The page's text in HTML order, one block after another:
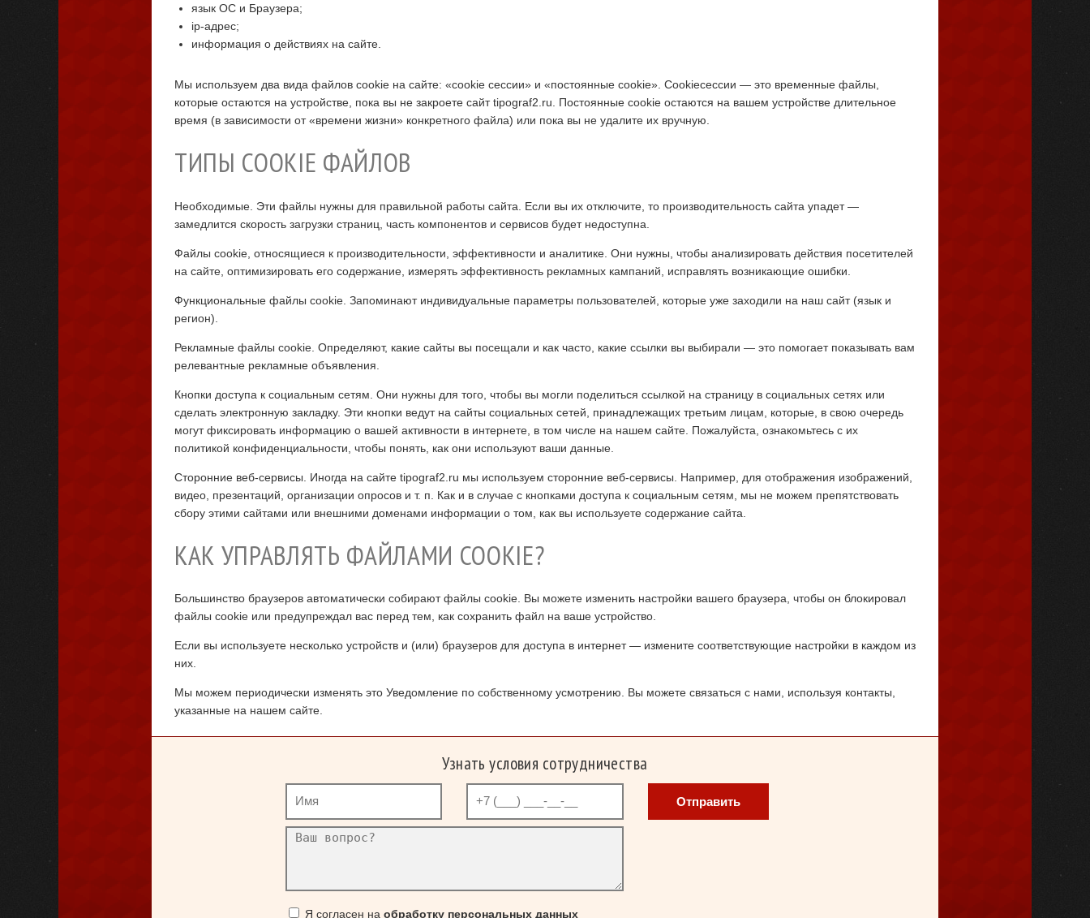
язык ОС и Браузера;
ip-адрес;
информация о действиях на сайте.
Мы используем два вида файлов cookie на сайте: «cookie сессии» и «постоянные cookie». Cookieсессии — это временные файлы,
которые остаются на устройстве, пока вы не закроете сайт tipograf2.ru. Постоянные cookie остаются на вашем устройстве длительное
время (в зависимости от «времени жизни» конкретного файла) или пока вы не удалите их вручную.
ТИПЫ COOKIE ФАЙЛОВ
Необходимые. Эти файлы нужны для правильной работы сайта. Если вы их отключите, то производительность сайта упадет —
замедлится скорость загрузки страниц, часть компонентов и сервисов будет недоступна.
Файлы cookie, относящиеся к производительности, эффективности и аналитике. Они нужны, чтобы анализировать действия посетителей
на сайте, оптимизировать его содержание, измерять эффективность рекламных кампаний, исправлять возникающие ошибки.
Функциональные файлы cookie. Запоминают индивидуальные параметры пользователей, которые уже заходили на наш сайт (язык и
регион).
Рекламные файлы cookie. Определяют, какие сайты вы посещали и как часто, какие ссылки вы выбирали — это помогает показывать вам
релевантные рекламные объявления.
Кнопки доступа к социальным сетям. Они нужны для того, чтобы вы могли поделиться ссылкой на страницу в социальных сетях или
сделать электронную закладку. Эти кнопки ведут на сайты социальных сетей, принадлежащих третьим лицам, которые, в свою очередь
могут фиксировать информацию о вашей активности в интернете, в том числе на нашем сайте. Пожалуйста, ознакомьтесь с их
политикой конфиденциальности, чтобы понять, как они используют ваши данные.
Сторонние веб-сервисы. Иногда на сайте tipograf2.ru мы используем сторонние веб-сервисы. Например, для отображения изображений,
видео, презентаций, организации опросов и т. п. Как и в случае с кнопками доступа к социальным сетям, мы не можем препятствовать
сбору этими сайтами или внешними доменами информации о том, как вы используете содержание сайта.
КАК УПРАВЛЯТЬ ФАЙЛАМИ COOKIE?
Большинство браузеров автоматически собирают файлы cookie. Вы можете изменить настройки вашего браузера, чтобы он блокировал
файлы cookie или предупреждал вас перед тем, как сохранить файл на ваше устройство.
Если вы используете несколько устройств и (или) браузеров для доступа в интернет — измените соответствующие настройки в каждом из
них.
Мы можем периодически изменять это Уведомление по собственному усмотрению. Вы можете связаться с нами, используя контакты,
указанные на нашем сайте.
Узнать условия сотрудничества
Отправить
Я согласен наобработку персональных данных